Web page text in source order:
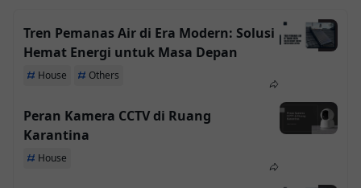
Tren Pemanas Air di Era Modern: Solusi
Hemat Energi untuk Masa Depan
House Others
Peran Kamera CCTV di Ruang
Karantina
House